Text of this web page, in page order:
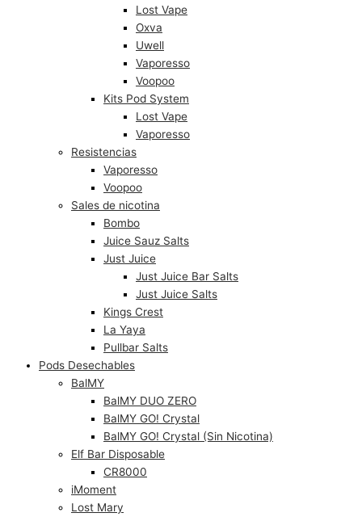
Lost Vape
Oxva
Uwell
Vaporesso
Voopoo
Kits Pod System
Lost Vape
Vaporesso
Resistencias
Vaporesso
Voopoo
Sales de nicotina
Bombo
Juice Sauz Salts
Just Juice
Just Juice Bar Salts
Just Juice Salts
Kings Crest
La Yaya
Pullbar Salts
Pods Desechables
BalMY
BalMY DUO ZERO
BalMY GO! Crystal
BalMY GO! Crystal (Sin Nicotina)
Elf Bar Disposable
CR8000
iMoment
Lost Mary